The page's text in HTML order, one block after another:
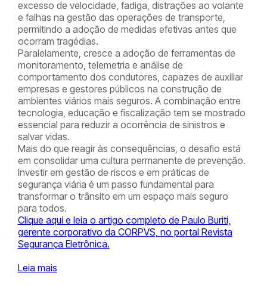
excesso de velocidade, fadiga, distrações ao volante
e falhas na gestão das operações de transporte,
permitindo a adoção de medidas efetivas antes que
ocorram tragédias.
Paralelamente, cresce a adoção de ferramentas de
monitoramento, telemetria e análise de
comportamento dos condutores, capazes de auxiliar
empresas e gestores públicos na construção de
ambientes viários mais seguros. A combinação entre
tecnologia, educação e fiscalização tem se mostrado
essencial para reduzir a ocorrência de sinistros e
salvar vidas.
Mais do que reagir às consequências, o desafio está
em consolidar uma cultura permanente de prevenção.
Investir em gestão de riscos e em práticas de
segurança viária é um passo fundamental para
transformar o trânsito em um espaço mais seguro
para todos.
Clique aqui e leia o artigo completo de Paulo Buriti,
gerente corporativo da CORPVS, no portal Revista
Segurança Eletrônica.
Leia mais